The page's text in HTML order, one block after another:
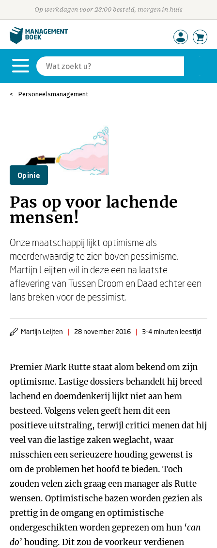
Op werkdagen voor 23:00 besteld, morgen in huis
Personeelsmanagement
Opinie
Pas op voor lachende
mensen!
Onze maatschappij lijkt optimisme als
meerderwaardig te zien boven pessimisme.
Martijn Leijten wil in deze een na laatste
aflevering van Tussen Droom en Daad echter een
lans breken voor de pessimist.
Martijn Leijten | 28 november 2016 | 3-4 minuten leestijd
Premier Mark Rutte staat alom bekend om zijn
optimisme. Lastige dossiers behandelt hij breed
lachend en doemdenkerij lijkt niet aan hem
besteed. Volgens velen geeft hem dit een
positieve uitstraling, terwijl critici menen dat hij
veel van die lastige zaken weglacht, waar
misschien een serieuzere houding gewenst is
om de problemen het hoofd te bieden. Toch
zouden velen zich graag een manager als Rutte
wensen. Optimistische bazen worden gezien als
prettig in de omgang en optimistische
ondergeschikten worden geprezen om hun ‘can
do’ houding. Dit zou de voorkeur verdienen